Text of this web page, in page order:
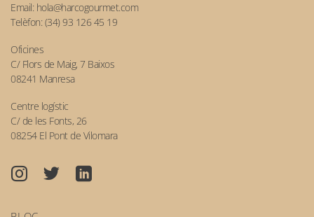
Email: hola@harcogourmet.com
Telèfon: (34) 93 126 45 19
Oficines
C/ Flors de Maig, 7 Baixos
08241 Manresa
Centre logístic
C/ de les Fonts, 26
08254 El Pont de Vilomara